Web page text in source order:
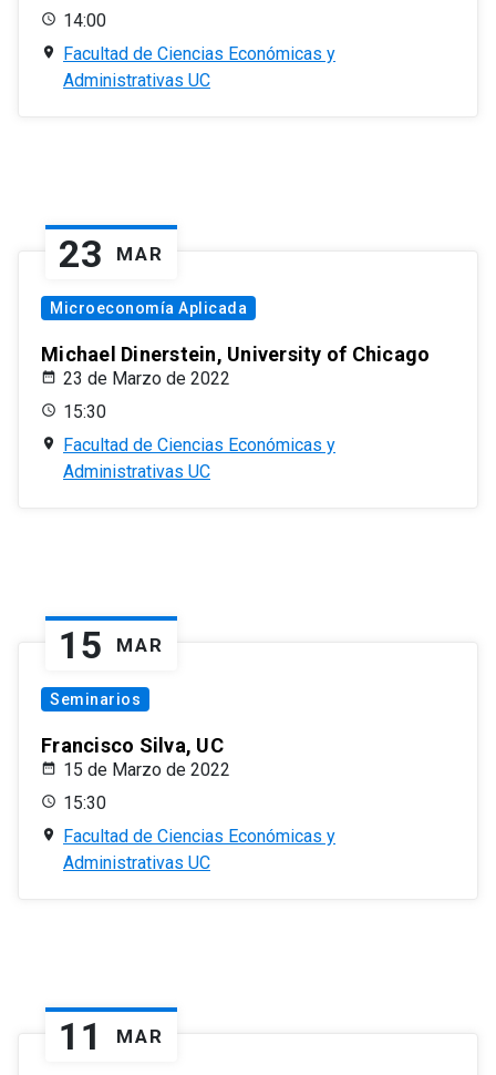
14:00
Facultad de Ciencias Económicas y
Administrativas UC
23 MAR
Microeconomía Aplicada
Michael Dinerstein, University of Chicago
23 de Marzo de 2022
15:30
Facultad de Ciencias Económicas y
Administrativas UC
15 MAR
Seminarios
Francisco Silva, UC
15 de Marzo de 2022
15:30
Facultad de Ciencias Económicas y
Administrativas UC
11 MAR